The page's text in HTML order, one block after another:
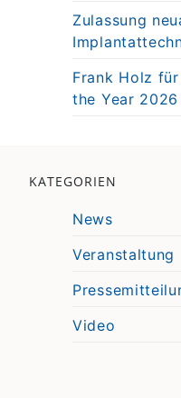
Zulassung
Frank Holz
the Year
KATEGORIEN
News
Veranstaltung
Video